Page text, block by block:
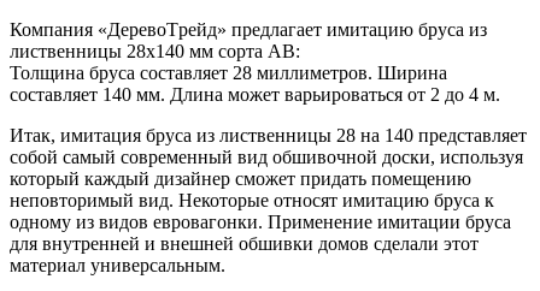
Компания «ДеревоTрейд» предлагает имитацию бруса из
лиственницы 28х140 мм сорта AB:
Толщина бруса составляет 28 миллиметров. Ширина
составляет 140 мм. Длина может варьироваться от 2 до 4 м.
Итак, имитация бруса из лиственницы 28 на 140 представляет
собой самый современный вид обшивочной доски, используя
который каждый дизайнер сможет придать помещению
неповторимый вид. Некоторые относят имитацию бруса к
одному из видов евровагонки. Применение имитации бруса
для внутренней и внешней обшивки домов сделали этот
материал универсальным.